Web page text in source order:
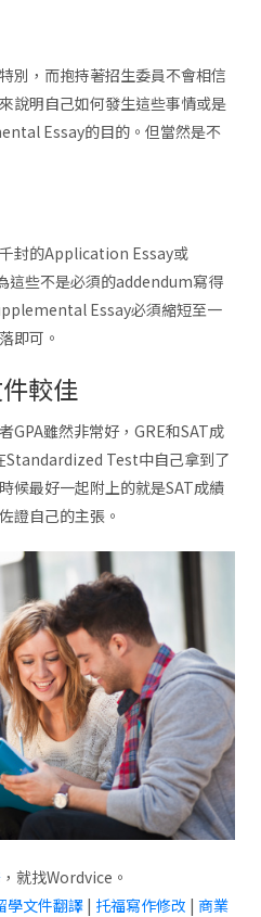
別，而抱持著招生委員不會相信
說明自己如何發生這些事情或是
Essay的目的。但當然是不
封的Application Essay或
些不是必須的addendum寫得
Essay必須縮短至一
即可。
較佳
GPA雖然非常好，GRE和SAT成
Standardized Test中自己拿到了
候最好一起附上的就是SAT成績
證自己的主張。
，就找Wordvice。
學文件翻譯| 托福寫作修改 | 商業